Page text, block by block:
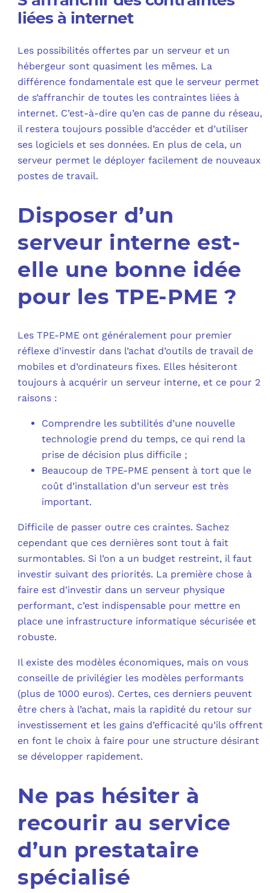
liées à internet
Les possibilités offertes par un serveur et un
hébergeur sont quasiment les mêmes. La
différence fondamentale est que le serveur permet
de s’affranchir de toutes les contraintes liées à
internet. C’est-à-dire qu’en cas de panne du réseau,
il restera toujours possible d’accéder et d’utiliser
ses logiciels et ses données. En plus de cela, un
serveur permet le déployer facilement de nouveaux
postes de travail.
Disposer d’un
serveur interne est-
elle une bonne idée
pour les TPE-PME ?
Les TPE-PME ont généralement pour premier
réflexe d’investir dans l’achat d’outils de travail de
mobiles et d’ordinateurs fixes. Elles hésiteront
toujours à acquérir un serveur interne, et ce pour 2
raisons :
Comprendre les subtilités d’une nouvelle
technologie prend du temps, ce qui rend la
prise de décision plus difficile ;
Beaucoup de TPE-PME pensent à tort que le
coût d’installation d’un serveur est très
important.
Difficile de passer outre ces craintes. Sachez
cependant que ces dernières sont tout à fait
surmontables. Si l’on a un budget restreint, il faut
investir suivant des priorités. La première chose à
faire est d’investir dans un serveur physique
performant, c’est indispensable pour mettre en
place une infrastructure informatique sécurisée et
robuste.
Il existe des modèles économiques, mais on vous
conseille de privilégier les modèles performants
(plus de 1000 euros). Certes, ces derniers peuvent
être chers à l’achat, mais la rapidité du retour sur
investissement et les gains d’efficacité qu’ils offrent
en font le choix à faire pour une structure désirant
se développer rapidement.
Ne pas hésiter à
recourir au service
d’un prestataire
spécialisé